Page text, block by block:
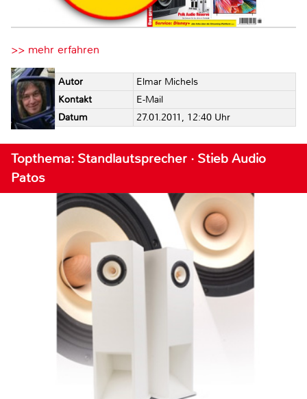
>> mehr erfahren
Autor
Elmar Michels
Kontakt
E-Mail
Datum
27.01.2011, 12:40 Uhr
Topthema: Standlautsprecher · Stieb Audio
Patos